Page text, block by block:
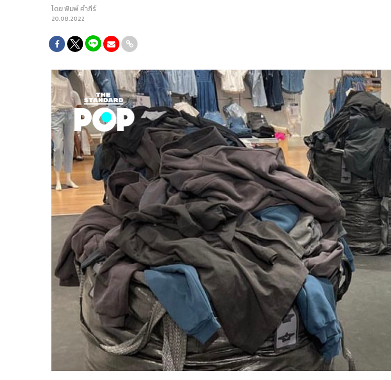
โดยพิมพ์ คำภีร์
20.08.2022